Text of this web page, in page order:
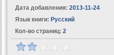
Дата добавления: 2013-11-24
Язык книги: Русский
Кол-во страниц: 2